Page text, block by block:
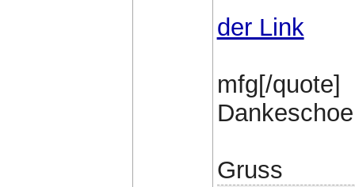
der Link
mfg[/quote]
Gruss